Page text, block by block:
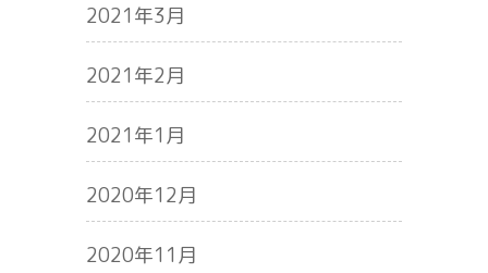
2021年3月
2021年2月
2021年1月
2020年12月
2020年11月